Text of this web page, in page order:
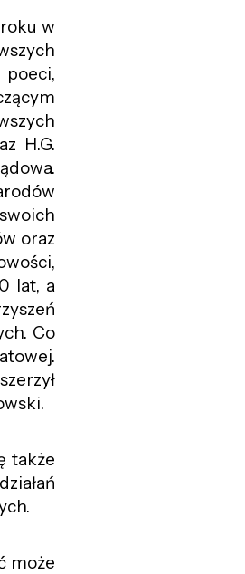
w
H.G.
oraz
lat, a
Co
także
może